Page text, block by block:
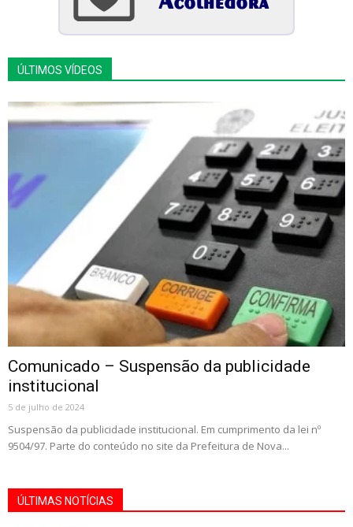
ÚLTIMOS VÍDEOS
Comunicado – Suspensão da publicidade
institucional
5 de julho de 2024
Suspensão da publicidade institucional. Em cumprimento da lei nº
9504/97. Parte do conteúdo no site da Prefeitura de Nova...
ÚLTIMAS NOTÍCIAS